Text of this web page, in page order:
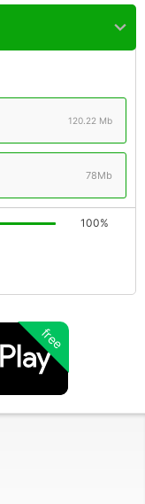
120.22 Mb
78Mb
100%
free